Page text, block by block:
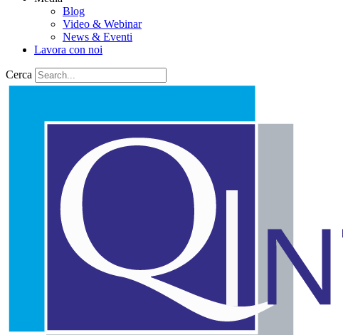
Blog
Video & Webinar
News & Eventi
Lavora con noi
Cerca